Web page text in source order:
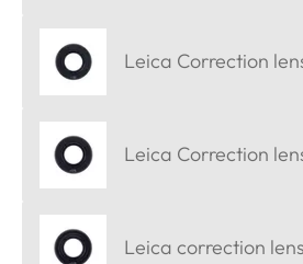
Leica Correction
Leica Correction
Leica correction